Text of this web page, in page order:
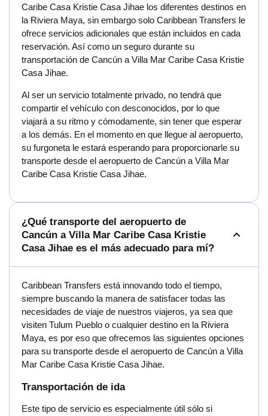
Caribe Casa Kristie Casa Jihae los diferentes destinos en
la Riviera Maya, sin embargo solo Caribbean Transfers le
ofrece servicios adicionales que están incluidos en cada
reservación. Así como un seguro durante su
transportación de Cancún a Villa Mar Caribe Casa Kristie
Casa Jihae.
Al ser un servicio totalmente privado, no tendrá que
compartir el vehículo con desconocidos, por lo que
viajará a su ritmo y cómodamente, sin tener que esperar
a los demás. En el momento en que llegue al aeropuerto,
su furgoneta le estará esperando para proporcionarle su
transporte desde el aeropuerto de Cancún a Villa Mar
Caribe Casa Kristie Casa Jihae.
¿Qué transporte del aeropuerto de
Cancún a Villa Mar Caribe Casa Kristie
Casa Jihae es el más adecuado para mí?
Caribbean Transfers está innovando todo el tiempo,
siempre buscando la manera de satisfacer todas las
necesidades de viaje de nuestros viajeros, ya sea que
visiten Tulum Pueblo o cualquier destino en la Riviera
Maya, es por eso que ofrecemos las siguientes opciones
para su transporte desde el aeropuerto de Cancún a Villa
Mar Caribe Casa Kristie Casa Jihae.
Transportación de ida
Este tipo de servicio es especialmente útil sólo si